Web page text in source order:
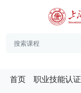
首页 职业技能认证